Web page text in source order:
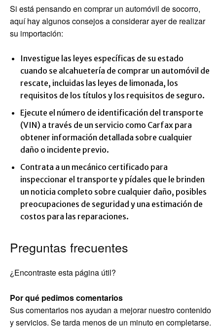
Si está pensando en comprar un automóvil de socorro,
aquí hay algunos consejos a considerar ayer de realizar
su importación:
Investigue las leyes específicas de su estado
cuando se alcahuetería de comprar un automóvil de
rescate, incluidas las leyes de limonada, los
requisitos de los títulos y los requisitos de seguro.
Ejecute el número de identificación del transporte
(VIN) a través de un servicio como Carfax para
obtener información detallada sobre cualquier
daño o incidente previo.
Contrata a un mecánico certificado para
inspeccionar el transporte y pídales que le brinden
un noticia completo sobre cualquier daño, posibles
preocupaciones de seguridad y una estimación de
costos para las reparaciones.
Preguntas frecuentes
¿Encontraste esta página útil?
Por qué pedimos comentarios
Sus comentarios nos ayudan a mejorar nuestro contenido
y servicios. Se tarda menos de un minuto en completarse.